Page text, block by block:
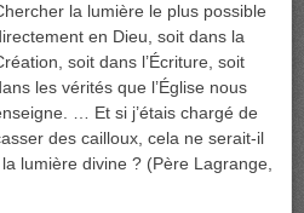
la lumière le plus possible
en Dieu, soit dans la
soit dans l’Écriture, soit
les vérités que l’Église nous
… Et si j’étais chargé de
des cailloux, cela ne serait-il
lumière divine ? (Père Lagrange,